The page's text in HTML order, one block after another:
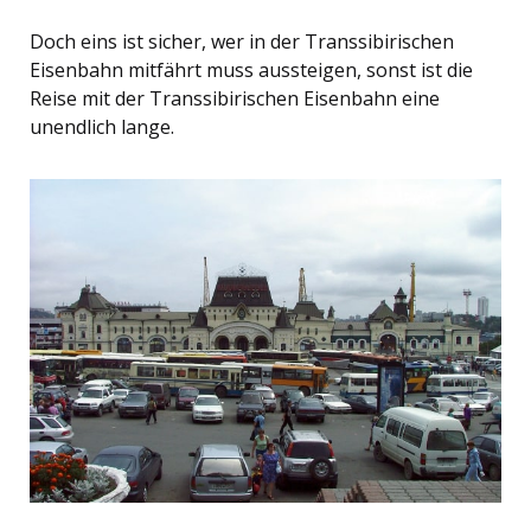
Doch eins ist sicher, wer in der Transsibirischen
Eisenbahn mitfährt muss aussteigen, sonst ist die
Reise mit der Transsibirischen Eisenbahn eine
unendlich lange.